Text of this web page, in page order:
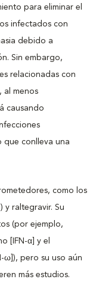
para eliminar el
infectados con
debido a
Sin embargo,
relacionadas con
al menos
causando
que conlleva una
como los
y raltegravir. Su
(por ejemplo,
[IFN-α] y el
ω]), pero su uso aún
más estudios.